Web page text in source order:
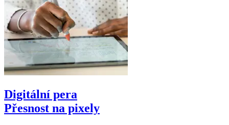
Digitální pera
Přesnost na pixely